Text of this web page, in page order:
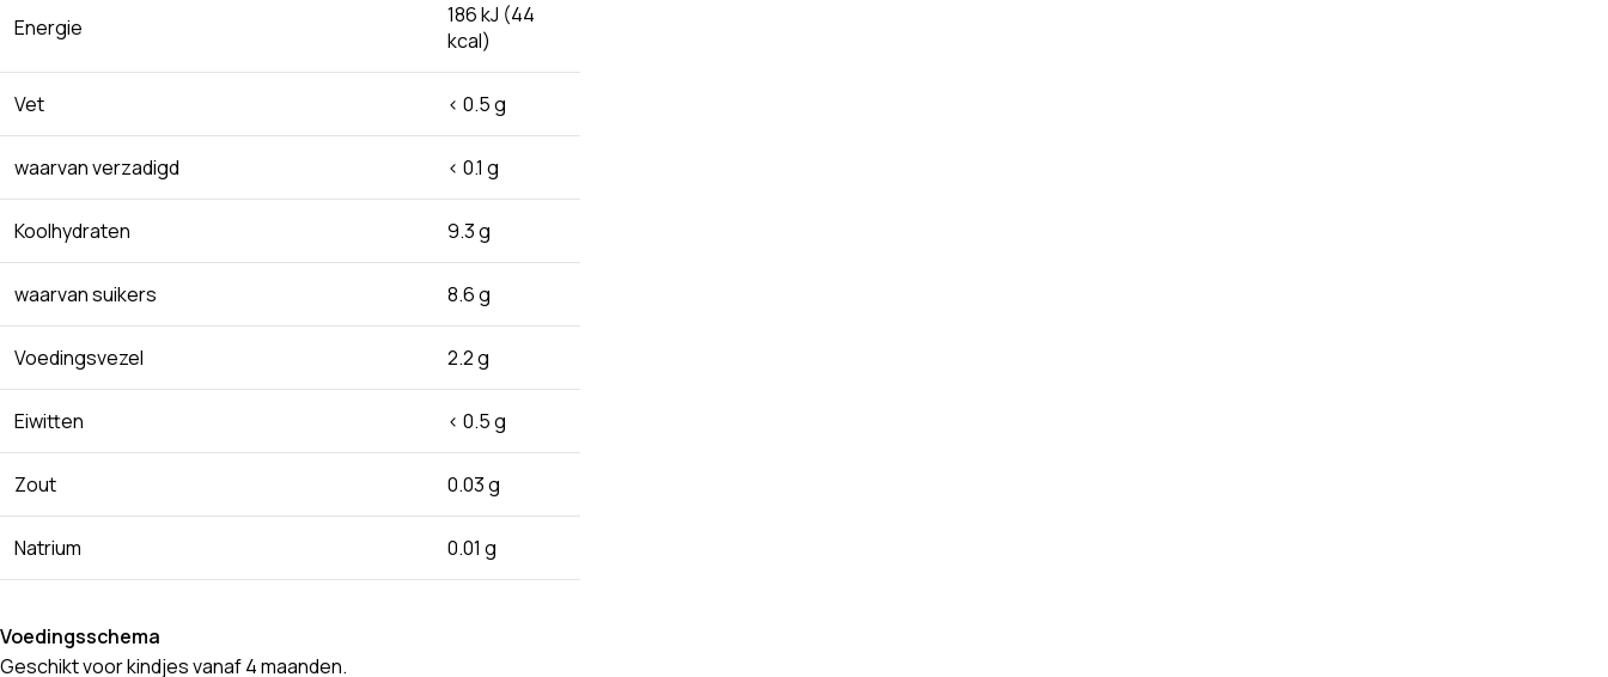
Energie
186 kJ (44
kcal)
Vet < 0.5 g
waarvan verzadigd < 0.1 g
Koolhydraten 9.3 g
waarvan suikers 8.6 g
Voedingsvezel 2.2 g
Eiwitten < 0.5 g
Zout 0.03 g
Natrium 0.01 g
Voedingsschema
Geschikt voor kindjes vanaf 4 maanden.